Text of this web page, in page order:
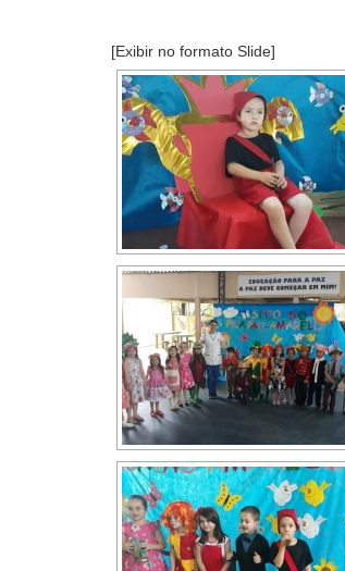
[Exibir no formato Slide]